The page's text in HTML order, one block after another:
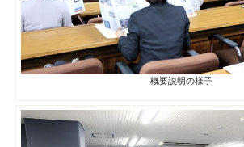
概要説明の様子